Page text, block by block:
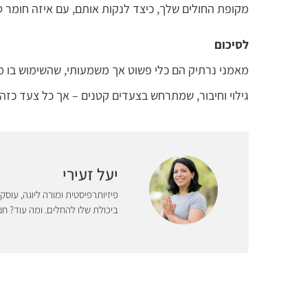
מקופת החולים שלך, כיצד לנקות אותם, עם איזה
לסיכום
מאמני נרתיק הם כלי פשוט אך משמעותי, שהשימוש בו
גילוי וחיבור, שמתרחש בצעדים קטנים – אך כל צעד
יעל זעירי
פיזיותרפיסטית ומורה ליוגה,
ביכולת שלו להחלים. ומה עוד?